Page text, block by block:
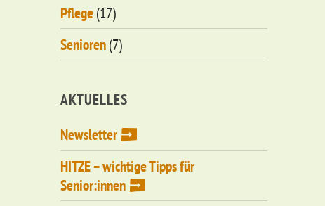
Pflege(17)
Senioren(7)
AKTUELLES
Newsletter
HITZE – wichtige Tipps für
Senior:innen